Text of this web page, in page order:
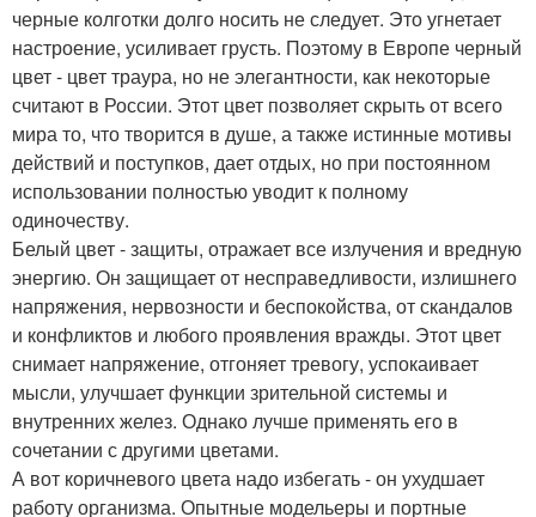
черные колготки долго носить не следует. Это угнетает
настроение, усиливает грусть. Поэтому в Европе черный
цвет - цвет траура, но не элегантности, как некоторые
считают в России. Этот цвет позволяет скрыть от всего
мира то, что творится в душе, а также истинные мотивы
действий и поступков, дает отдых, но при постоянном
использовании полностью уводит к полному
одиночеству.
Белый цвет - защиты, отражает все излучения и вредную
энергию. Он защищает от несправедливости, излишнего
напряжения, нервозности и беспокойства, от скандалов
и конфликтов и любого проявления вражды. Этот цвет
снимает напряжение, отгоняет тревогу, успокаивает
мысли, улучшает функции зрительной системы и
внутренних желез. Однако лучше применять его в
сочетании с другими цветами.
А вот коричневого цвета надо избегать - он ухудшает
работу организма. Опытные модельеры и портные